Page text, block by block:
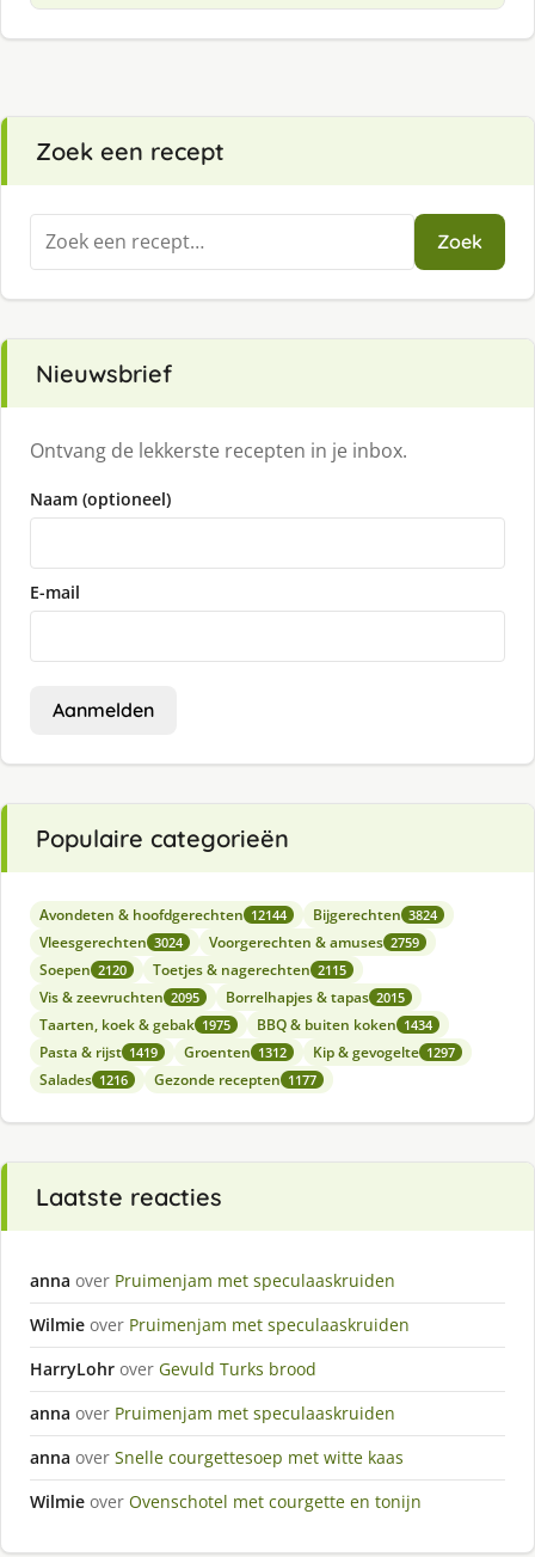
Zoek een recept
Zoeken
naar:
Zoek
Nieuwsbrief
Ontvang de lekkerste recepten in je inbox.
Naam (optioneel)
E-mail
Aanmelden
Populaire categorieën
Avondeten & hoofdgerechten 12144 Bijgerechten 3824
Vleesgerechten 3024 Voorgerechten & amuses 2759
Soepen 2120 Toetjes & nagerechten 2115
Vis & zeevruchten 2095 Borrelhapjes & tapas 2015
Taarten, koek & gebak 1975 BBQ & buiten koken 1434
Pasta & rijst 1419 Groenten 1312 Kip & gevogelte 1297
Salades 1216 Gezonde recepten 1177
Laatste reacties
anna over Pruimenjam met speculaaskruiden
Wilmie over Pruimenjam met speculaaskruiden
HarryLohr over Gevuld Turks brood
anna over Pruimenjam met speculaaskruiden
anna over Snelle courgettesoep met witte kaas
Wilmie over Ovenschotel met courgette en tonijn